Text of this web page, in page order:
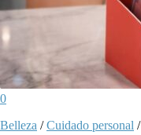
0
Belleza /Cuidado personal /